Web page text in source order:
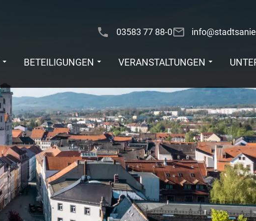
03583 77 88-0
BETEILIGUNGEN VERANSTALTUNGEN